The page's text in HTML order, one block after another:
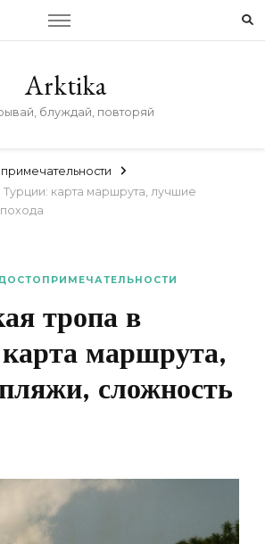
Arktika
блуждай, повторяй
Турции: карта маршрута, лучшие
тропа в
маршрута,
сложность